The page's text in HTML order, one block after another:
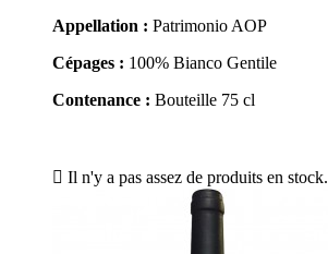
Appellation : Patrimonio AOP
Cépages : 100% Bianco Gentile
Contenance : Bouteille 75 cl
 Il n'y a pas assez de produits en stock.